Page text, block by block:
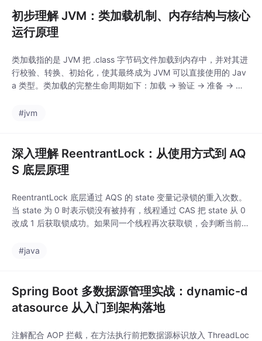
于每个实例都需要执行
的通知类场景。Tag 与
SQL 过滤帮助消费者只
消息保证同一业务实体
的状态流转顺序。延迟
消息适用于订单超时、
消息提高大量小消息的
发送的一致性问题。A
初步理解 JVM：类加载机制、内存结构与核心
运行原理
类加载指的是 JVM 把 .class 字节码文件加载到内存中，并对其进
行校验、转换、初始化，使其最终成为 JVM 可以直接使用的 Jav
a 类型。类加载的完整生命周期如下：加载 -> 验证 -> 准备 -> 解
#jvm
深入理解 ReentrantLock：从使用方式到 AQ
S 底层原理
ReentrantLock 底层通过 AQS 的 state 变量记录锁的重入次数。
当 state 为 0 时表示锁没有被持有，线程通过 CAS 把 state 从 0
改成 1 后获取锁成功。如果同一个线程再次获取锁，会判断当前线
1，只有当 state 减到 0 时，锁才真正释放。ReentrantLock 底层
#java
Spring Boot 多数据源管理实战：dynamic-d
atasource 从入门到架构落地
注解配合 AOP 拦截，在方法执行前把数据源标识放入 ThreadLoc